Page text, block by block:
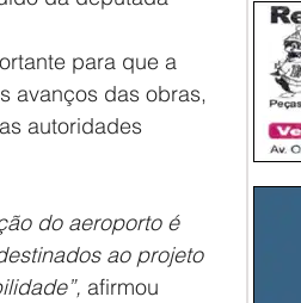
para que a
avanços das obras,
autoridades
do aeroporto é
ao projeto
afirmou